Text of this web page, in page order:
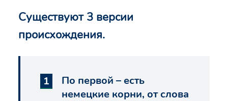
Существуют 3 версии
происхождения.
По первой – есть
немецкие корни, от слова